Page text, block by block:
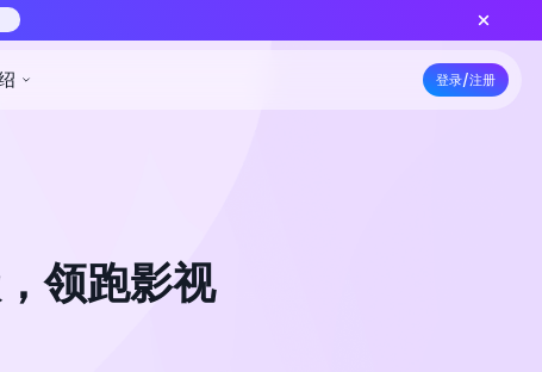
积分批量出片，功能对齐标准版
领跑影视